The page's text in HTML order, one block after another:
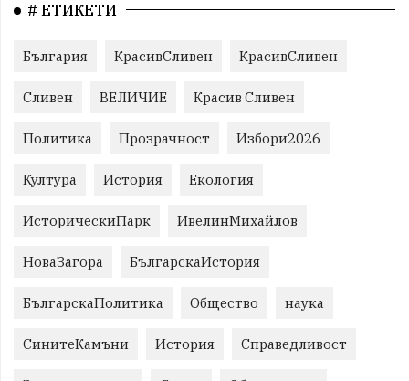
# ЕТИКЕТИ
България КрасивСливен КрасивСливен
Сливен ВЕЛИЧИЕ Красив Сливен
Политика Прозрачност Избори2026
Култура История Екология
ИсторическиПарк ИвелинМихайлов
НоваЗагора БългарскаИстория
БългарскаПолитика Общество наука
СинитеКамъни История Справедливост